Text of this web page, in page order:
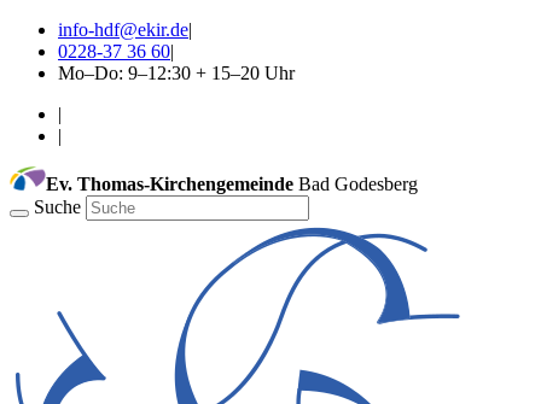
info-hdf@ekir.de|
0228-37 36 60|
Mo–Do: 9–12:30 + 15–20 Uhr
|
|
Ev. Thomas-Kirchengemeinde Bad Godesberg
Suche